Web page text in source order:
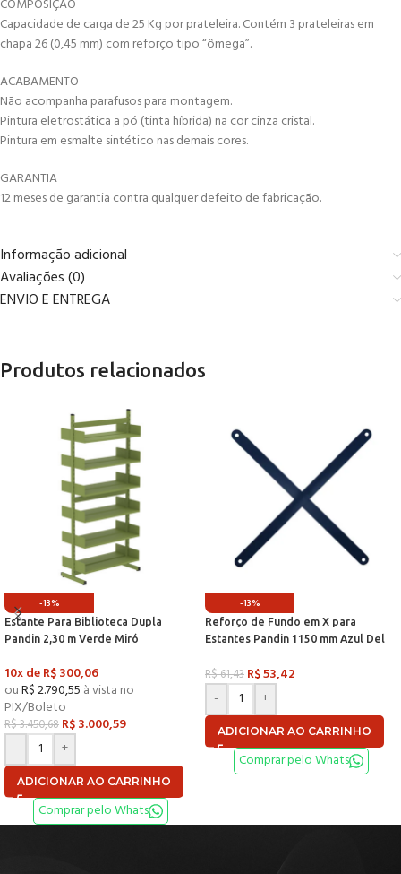
COMPOSIÇÃO
Capacidade de carga de 25 Kg por prateleira. Contém 3 prateleiras em
chapa 26 (0,45 mm) com reforço tipo “ômega”.
ACABAMENTO
Não acompanha parafusos para montagem.
Pintura eletrostática a pó (tinta híbrida) na cor cinza cristal.
Pintura em esmalte sintético nas demais cores.
GARANTIA
12 meses de garantia contra qualquer defeito de fabricação.
Informação adicional
Avaliações (0)
ENVIO E ENTREGA
Produtos relacionados
-13%
Estante Para Biblioteca Dupla
Pandin 2,30 m Verde Miró
10x deR$300,06
ouR$2.790,55 à vista no
PIX/Boleto
R$3.450,68 R$3.000,59
-
+
ADICIONAR AO CARRINHO
Comprar pelo Whats
-13%
Reforço de Fundo em X para
Estantes Pandin 1150 mm Azul Del
R$61,43 R$53,42
-
+
ADICIONAR AO CARRINHO
Comprar pelo Whats